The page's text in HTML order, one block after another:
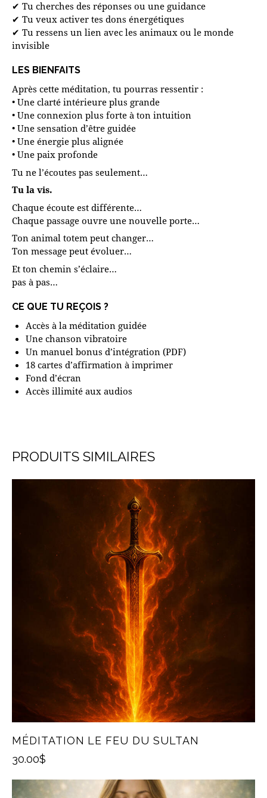
✔ Tu cherches des réponses ou une guidance
✔ Tu veux activer tes dons énergétiques
✔ Tu ressens un lien avec les animaux ou le monde
invisible
LES BIENFAITS
Après cette méditation, tu pourras ressentir :
• Une clarté intérieure plus grande
• Une connexion plus forte à ton intuition
• Une sensation d’être guidée
• Une énergie plus alignée
• Une paix profonde
Tu ne l’écoutes pas seulement…
Tu la vis.
Chaque écoute est différente…
Chaque passage ouvre une nouvelle porte…
Ton animal totem peut changer…
Ton message peut évoluer…
Et ton chemin s’éclaire…
pas à pas…
CE QUE TU REÇOIS ?
Accès à la méditation guidée
Une chanson vibratoire
Un manuel bonus d’intégration (PDF)
18 cartes d’affirmation à imprimer
Fond d’écran
Accès illimité aux audios
PRODUITS SIMILAIRES
MÉDITATION LE FEU DU SULTAN
30.00$